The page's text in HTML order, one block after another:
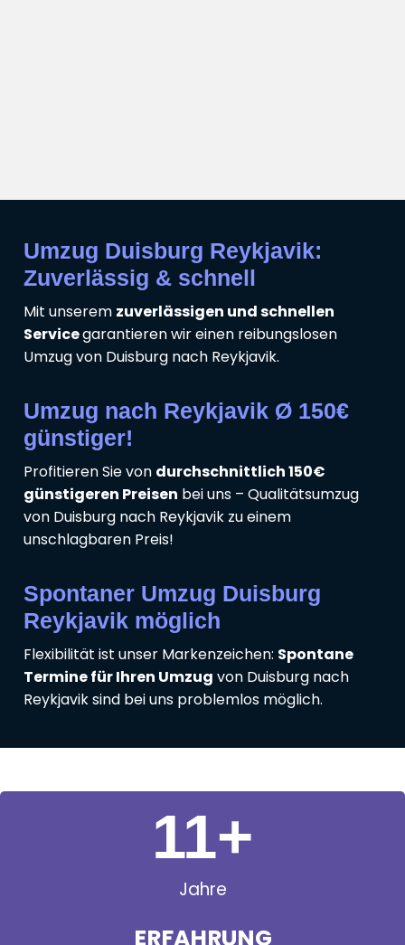
Umzug Duisburg Reykjavik:
Zuverlässig & schnell
Mit unserem zuverlässigen und schnellen
Servicegarantieren wir einen reibungslosen
Umzug von Duisburg nach Reykjavik.
Umzug nach Reykjavik Ø 150€
günstiger!
Profitieren Sie von durchschnittlich 150€
günstigeren Preisen bei uns – Qualitätsumzug
von Duisburg nach Reykjavik zu einem
unschlagbaren Preis!
Spontaner Umzug Duisburg
Reykjavik möglich
Flexibilität ist unser Markenzeichen: Spontane
Termine für Ihren Umzug von Duisburg nach
Reykjavik sind bei uns problemlos möglich.
Jahre
ERFAHRUNG
11+